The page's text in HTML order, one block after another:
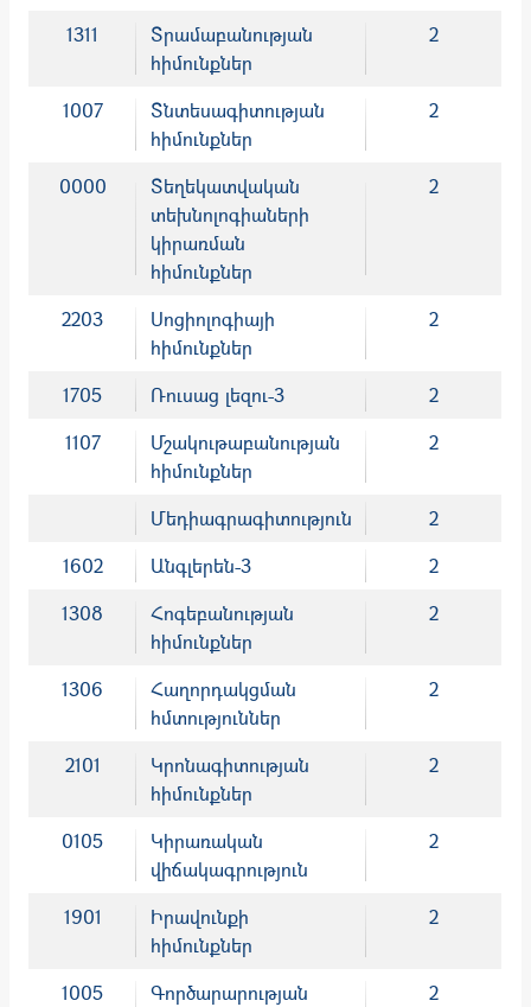
1311
Տրամաբանության
հիմունքներ
2
1007
Տնտեսագիտության
հիմունքներ
2
0000
Տեղեկատվական
տեխնոլոգիաների
կիրառման
հիմունքներ
2
2203
Սոցիոլոգիայի
հիմունքներ
2
1705 Ռուսաց լեզու-3
2
1107
Մշակութաբանության
հիմունքներ
2
Մեդիագրագիտություն
2
1602
Անգլերեն-3
2
1308
Հոգեբանության
հիմունքներ
2
1306
Հաղորդակցման
հմտություններ
2
2101
Կրոնագիտության
հիմունքներ
2
0105
Կիրառական
վիճակագրություն
2
1901
Իրավունքի
հիմունքներ
2
1005
Գործարարության
2